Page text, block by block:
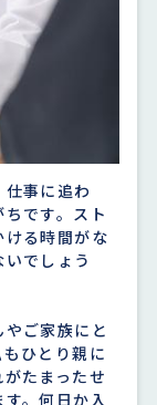
事に追わ
です。スト
ける時間がな
でしょう
ご家族にと
ひとり親に
たまったせ
。何日か入